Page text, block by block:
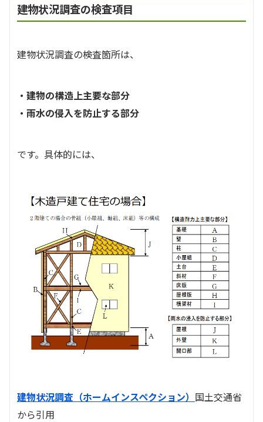
建物状況調査の検査項目
建物状況調査の検査箇所は、
・建物の構造上主要な部分
・雨水の侵入を防止する部分
です。具体的には、
建物状況調査（ホームインスペクション） 国土交通省
から引用